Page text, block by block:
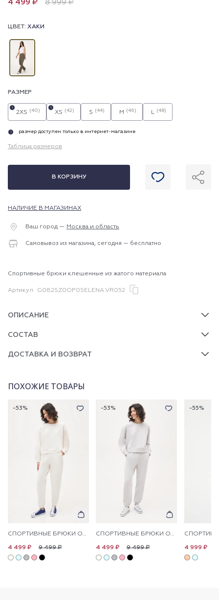
4 499 ₽ 8 999 ₽
ЦВЕТ: ХАКИ
РАЗМЕР
2XS (40)
i
XS (42)
i
S (44) M (46) L (48)
i размер доступен только в интернет-магазине
Таблица размеров
В КОРЗИНУ
НАЛИЧИЕ В МАГАЗИНАХ
Ваш город — Москва и область
Самовывоз из магазина, сегодня — бесплатно
Спортивные брюки клешенные из жатого материала
Артикул G082SZ0OP0SELENA.VR052
ОПИСАНИЕ
СОСТАВ
ДОСТАВКА И ВОЗВРАТ
ПОХОЖИЕ ТОВАРЫ
-53%
СПОРТИВНЫЕ БРЮКИ ОДНОТОННЫЕ
9 499 ₽
4 499 ₽
-53%
СПОРТИВНЫЕ БРЮКИ ОДНОТОННЫЕ
9 499 ₽
4 499 ₽
-55%
4 999 ₽